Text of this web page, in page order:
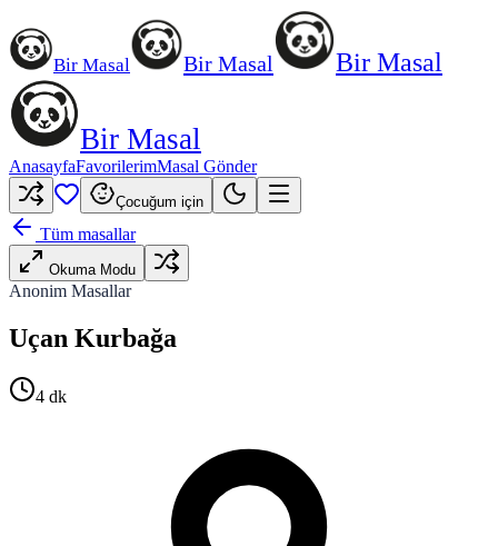
Bir Masal Bir Masal Bir Masal
Bir Masal
AnasayfaFavorilerimMasal Gönder
Çocuğum için
Tüm masallar
Okuma Modu
Anonim Masallar
Uçan Kurbağa
4 dk